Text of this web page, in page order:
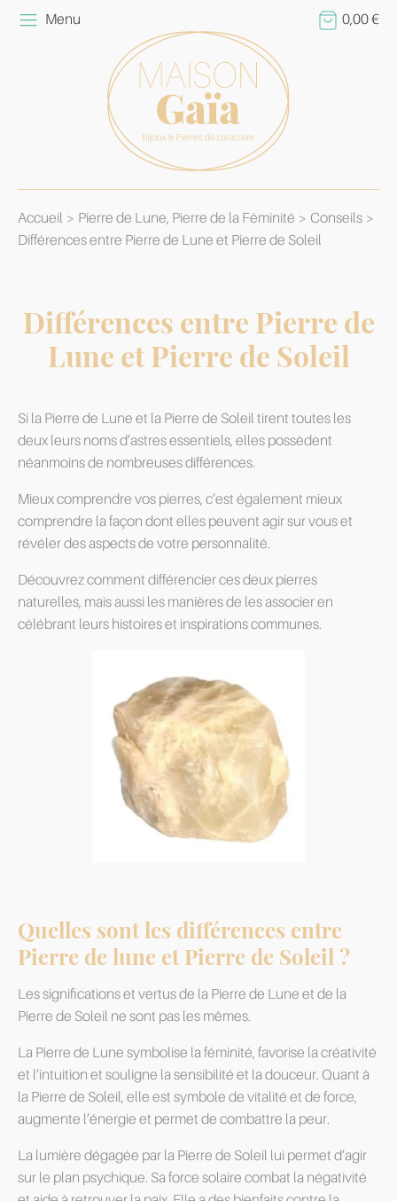
Menu 0,00€
Accueil Pierre de Lune, Pierre de la Féminité
Conseils
Différences entre Pierre de Lune et Pierre de Soleil
Différences entre Pierre de
Lune et Pierre de Soleil
Si la Pierre de Lune et la Pierre de Soleil tirent toutes les
deux leurs noms d’astres essentiels, elles possèdent
néanmoins de nombreuses différences.
Mieux comprendre vos pierres, c’est également mieux
comprendre la façon dont elles peuvent agir sur vous et
révéler des aspects de votre personnalité.
Découvrez comment différencier ces deux pierres
naturelles, mais aussi les manières de les associer en
célébrant leurs histoires et inspirations communes.
Quelles sont les différences entre
Pierre de lune et Pierre de Soleil ?
Les significations et vertus de la Pierre de Lune et de la
Pierre de Soleil ne sont pas les mêmes.
La Pierre de Lune symbolise la féminité, favorise la créativité
et l’intuition et souligne la sensibilité et la douceur. Quant à
la Pierre de Soleil, elle est symbole de vitalité et de force,
augmente l’énergie et permet de combattre la peur.
La lumière dégagée par la Pierre de Soleil lui permet d’agir
sur le plan psychique. Sa force solaire combat la négativité